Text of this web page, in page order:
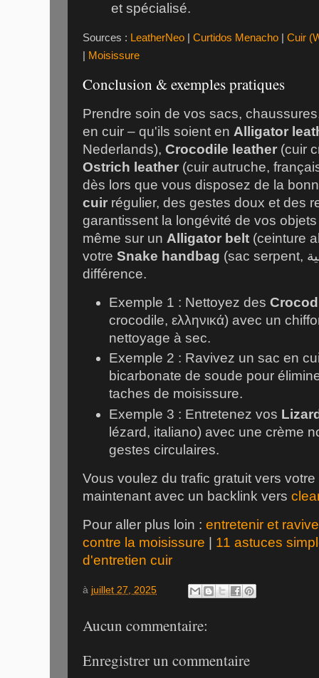
et spécialisé.
Sources : LeatherNeo | Curtidos Menacho | Cuir
| Moisissure
Conclusion & exemples pratiques
Prendre soin de vos sacs,
en cuir – qu'ils soient en Alligator
Nederlands), Crocodile leather (cuir
Ostrich leather (cuir autruche,
dès lors que vous disposez de la
cuir régulier, des gestes doux et des
garantissent la longévité de vos
même sur un Alligator belt (ceinture
votre Snake handbag (sac serpent, العربية), et vous verrez la
différence.
Exemple 1 : Nettoyez des
crocodile, ελληνικά) avec un
nettoyage à sec.
Exemple 2 : Ravivez un sac en
bicarbonate de soude pour
taches de moisissure.
Exemple 3 : Entretenez vos
lézard, italiano) avec une crème
gestes circulaires.
Vous voulez du trafic gratuit vers
maintenant avec un backlink vers
Pour aller plus loin : entretenir et
contre la moisissure | 11 astuces
d'entretien cuir
à juillet 27, 2025
Aucun commentaire:
Enregistrer un commentaire